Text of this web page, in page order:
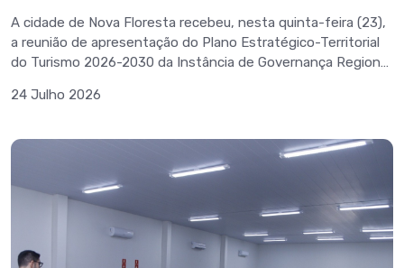
A cidade de Nova Floresta recebeu, nesta quinta-feira (23),
a reunião de apresentação do Plano Estratégico-Territorial
do Turismo 2026-2030 da Instância de Governança Regional
Alves Bezerra, foi promovido pelo Sebrae Paraíba, por meio
de Turismo Sustentável do Curimataú, reunindo
representantes dos municípios da região, gestores públicos,
empreendedores e parceiros do setor turístico.Durante a
reunião, foi apresentado o plano estratégico que norteará
as ações para o fortalecimento do turismo regional nos
próximos anos, contemplando iniciativas voltadas ao
desenvolvimento sustentável, à integração entre os
24 Julho 2026